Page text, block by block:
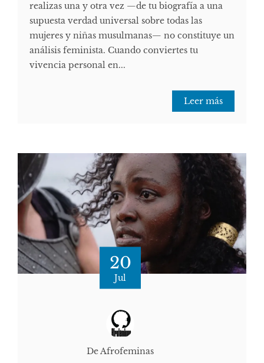
realizas una y otra vez —de tu biografía a una
supuesta verdad universal sobre todas las
mujeres y niñas musulmanas— no constituye un
análisis feminista. Cuando conviertes tu
vivencia personal en...
Leer más
20
Jul
De Afrofeminas